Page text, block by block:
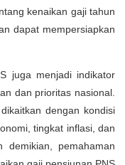
kenaikan gaji tahun
dapat mempersiapkan
juga menjadi indikator
dan prioritas nasional.
dengan kondisi
tingkat inflasi, dan
demikian, pemahaman